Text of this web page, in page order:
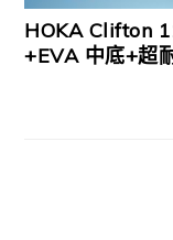
HOKA Clifton
+EVA 中底+超